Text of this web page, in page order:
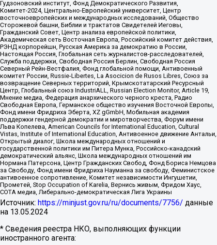
Гудзоновский институт, Фонд Демократического Развития,
Комитет-2024, Центрально-Европейский университет, Центр
восточноевропейских и международных исследований, Общество
Сторожевой башни, Библии и трактатов Свидетелей Иеговы,
Гражданский Совет, Центр анализа европейской политики,
Академическая сеть Восточная Европа, Российский комитет действия,
РЭНД корпорейшн, Русская Америка за демократию в России,
Настоящая Россия, Глобальная сеть журналистов-расследователей,
Служба поддержки, Свободная Россия Берлин, Свободная Россия
Северный Рейн-Вестфалия, Фонд глобальной помощи, Антивоенный
комитет России, Russie-Libertes, La Asocicion de Rusos Libres, Союз за
возвращение Северных территорий, Крымскотатарский Ресурсный
Центр, Глобальный союз IndustriALL, Russian Election Monitor, Article 19,
Мнение медиа, Федерация анархического черного креста, Радио
Свободная Европа, Германское общество изучения Восточной Европы,
Фонд имени Фридриха Эберта, XZ gGmbH, Мобильная академия
поддержки гендерной демократии и миротворчества, Форум имени
Льва Копелева, American Councils for International Education, Cultural
Vistas, Institute of International Education, Антивоенное движение Антальи,
Открытый диалог, Школа международных отношений и
государственной политики им Питера Мунка, Российско-канадский
демократический альянс, Школа международных отношений им
Нормана Патерсона, Центр Гражданских Свобод, Фонд Бориса Немцова
за Свободу, Фонд имени Фридриха Науманна за свободу, Феминистское
антивоенное сопротивление, Комитет независимости Ингушетии,
Прометей, Stop Occupation of Karelia, Вернись живым, Фридом Хаус,
СОТА медиа, Либерально-демократическая Лига Украины
Источник: https://minjust.gov.ru/ru/documents/7756/ данные
на 13.05.2024
* Сведения реестра НКО, выполняющих функции
иностранного агента: